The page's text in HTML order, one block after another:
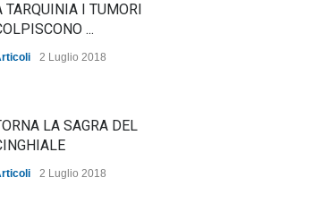
TARQUINIA I TUMORI
...
2 Luglio 2018
LA SAGRA DEL
2 Luglio 2018